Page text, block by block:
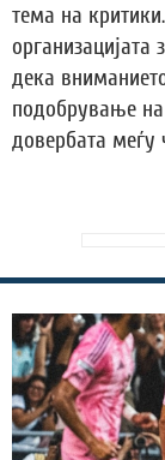
тема на
дека
подобрување
довербата